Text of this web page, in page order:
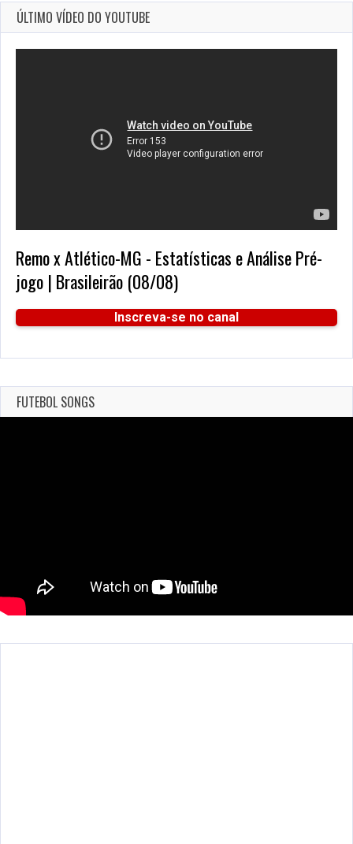
ÚLTIMO VÍDEO DO YOUTUBE
Remo x Atlético-MG - Estatísticas e Análise Pré-
jogo | Brasileirão (08/08)
Inscreva-se no canal
FUTEBOL SONGS